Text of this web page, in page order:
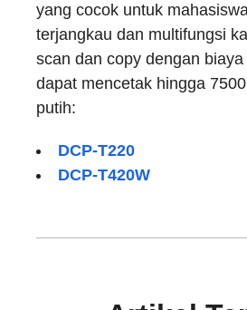
yang cocok untuk
terjangkau dan multifungsi
scan dan copy dengan
dapat mencetak hingga
putih:
DCP-T220
DCP-T420W